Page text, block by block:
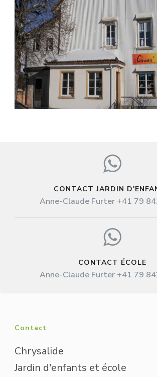
CONTACT JARDIN
Anne-Claude Furter +41 79
CONTACT ÉCOLE
Anne-Claude Furter +41 79
Contact
Chrysalide
Jardin d'enfants et école